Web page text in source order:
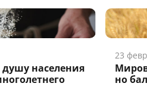
населения
23
но